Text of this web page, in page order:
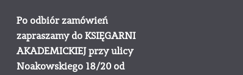
Po odbiór zamówień
zapraszamy do KSIĘGARNI
AKADEMICKIEJ przy ulicy
Noakowskiego 18/20 od